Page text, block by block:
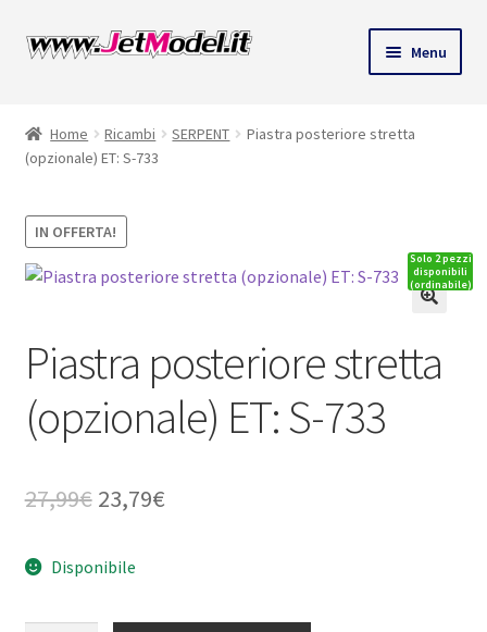
Vai
alla
Vai
Menu
Home Ricambi SERPENT
Piastra posteriore stretta
(opzionale) ET: S-733
IN OFFERTA!
Solo 2 pezzi
disponibili
(ordinabile)
Piastra posteriore stretta
(opzionale) ET: S-733
27,99€ Il
originale
era:
23,79€Il
è:
Disponibile